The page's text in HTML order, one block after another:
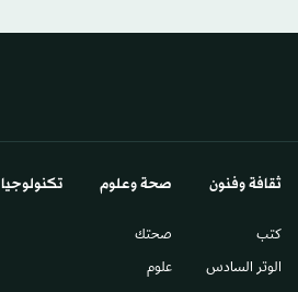
ثقافة وفنون
كتب
الوتر السادس​
صحة وعلوم
صحتك
علوم
تكنولوجيا